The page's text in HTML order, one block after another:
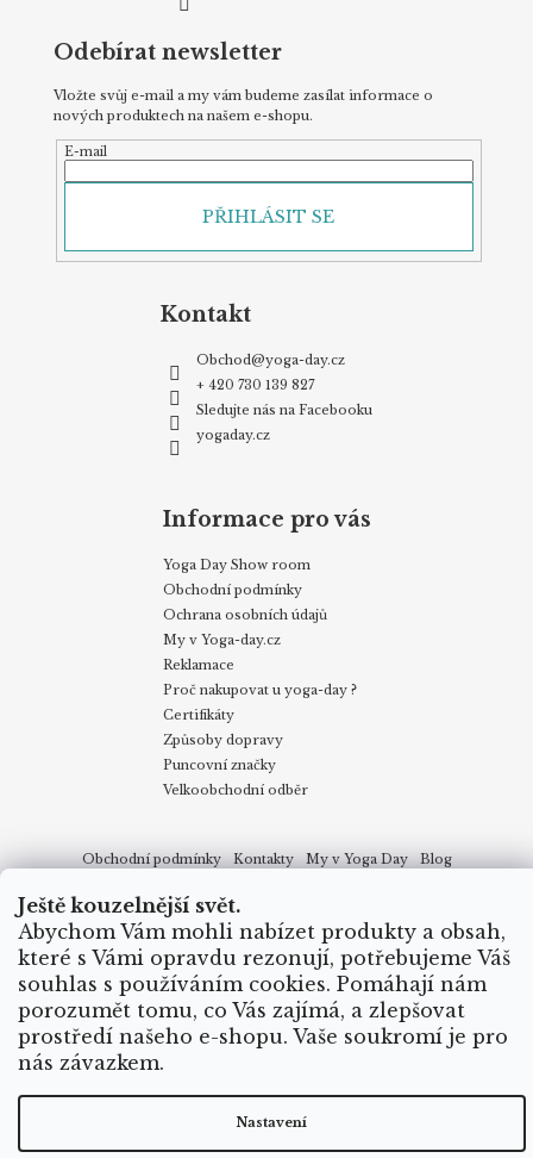
Ještě kouzelnější svět.
Abychom Vám mohli nabízet produkty a obsah,
které s Vámi opravdu rezonují, potřebujeme Váš
souhlas s používáním cookies. Pomáhají nám
porozumět tomu, co Vás zajímá, a zlepšovat
prostředí našeho e-shopu. Vaše soukromí je pro
nás závazkem.
Nastavení
Odebírat newsletter
Vložte svůj e-mail a my vám budeme zasílat informace o
nových produktech na našem e-shopu.
E-mail
PŘIHLÁSIT SE
Kontakt
Obchod@yoga-day.cz
+ 420 730 139 827
Sledujte nás na Facebooku
yogaday.cz
Informace pro vás
Yoga Day Show room
Obchodní podmínky
Ochrana osobních údajů
My v Yoga-day.cz
Reklamace
Proč nakupovat u yoga-day ?
Certifikáty
Způsoby dopravy
Puncovní značky
Velkoobchodní odběr
Obchodní podmínky Kontakty My v Yoga Day
Blog
Způsoby dopravy
Vytvořil Shoptet
Copyright 2026 . Všechna práva vyhrazena.